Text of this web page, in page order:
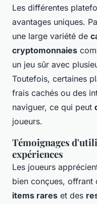
Les différentes
avantages uniques.
une large variété de
cryptomonnaies
un jeu sûr avec
Toutefois, certaines
frais cachés ou des
naviguer, ce qui peut
joueurs.
Témoignages
expériences
Les joueurs
bien conçues, offrant
items rares et des